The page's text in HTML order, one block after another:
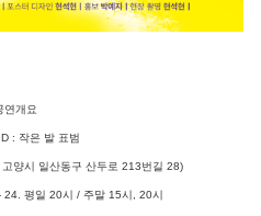
연개요
: 작은 발 표범
양시 일산동구 산두로 213번길 28)
평일 20시 / 주말 15시, 20시